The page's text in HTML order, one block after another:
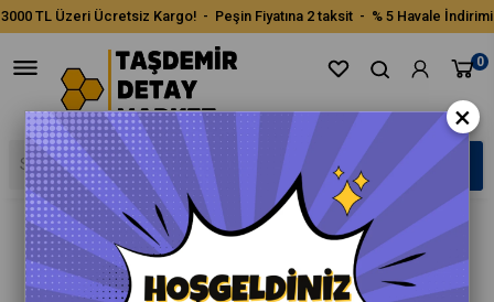
3000 TL Üzeri Ücretsiz Kargo! - Peşin Fiyatına 2 taksit - % 5 Havale İndirimi
0
›
×